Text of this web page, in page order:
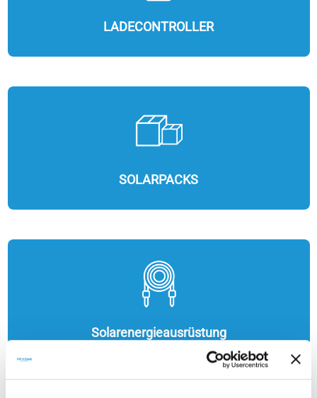
LADECONTROLLER
SOLARPACKS
Solarenergieausrüstung